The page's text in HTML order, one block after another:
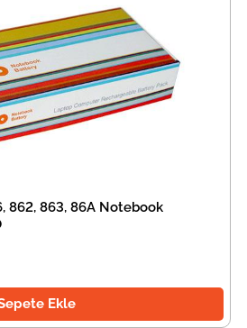
862, 863, 86A Notebook
Ekle